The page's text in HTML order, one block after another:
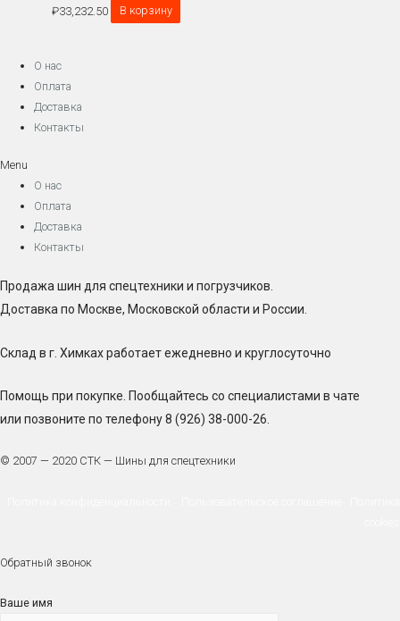
₽33,232.50 В корзину
О нас
Оплата
Доставка
Контакты
Menu
О нас
Оплата
Доставка
Контакты
Продажа шин для спецтехники и погрузчиков.
Доставка по Москве, Московской области и России.
Склад в г. Химках работает ежедневно и круглосуточно
Помощь при покупке. Пообщайтесь со специалистами в чате
или позвоните по телефону 8 (926) 38-000-26.
© 2007 — 2020 СТК — Шины для спецтехники
Обратный звонок
Ваше имя